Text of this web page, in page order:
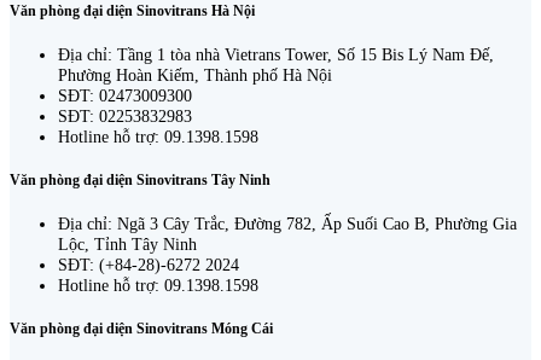
Văn phòng đại diện Sinovitrans Hà Nội
Địa chỉ: Tầng 1 tòa nhà Vietrans Tower, Số 15 Bis Lý Nam Đế,
Phường Hoàn Kiếm, Thành phố Hà Nội
SĐT: 02473009300
SĐT: 02253832983
Hotline hỗ trợ: 09.1398.1598
Văn phòng đại diện Sinovitrans Tây Ninh
Địa chỉ: Ngã 3 Cây Trắc, Đường 782, Ấp Suối Cao B, Phường Gia
Lộc, Tỉnh Tây Ninh
SĐT: (+84-28)-6272 2024
Hotline hỗ trợ: 09.1398.1598
Văn phòng đại diện Sinovitrans Móng Cái